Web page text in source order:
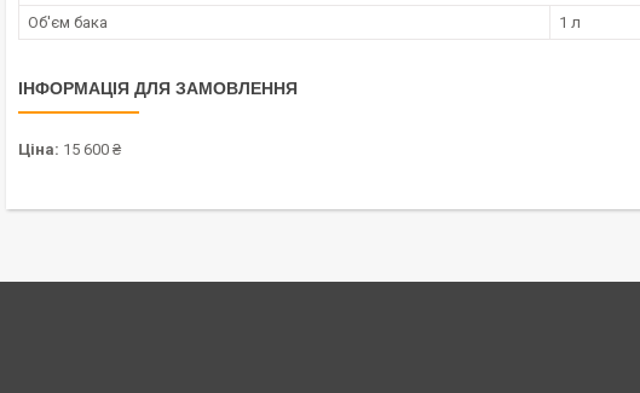
Об'єм бака 1 л
ІНФОРМАЦІЯ ДЛЯ ЗАМОВЛЕННЯ
Ціна: 15 600 ₴